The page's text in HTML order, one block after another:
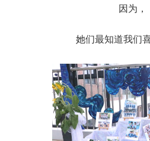
因为，
她们最知道我们